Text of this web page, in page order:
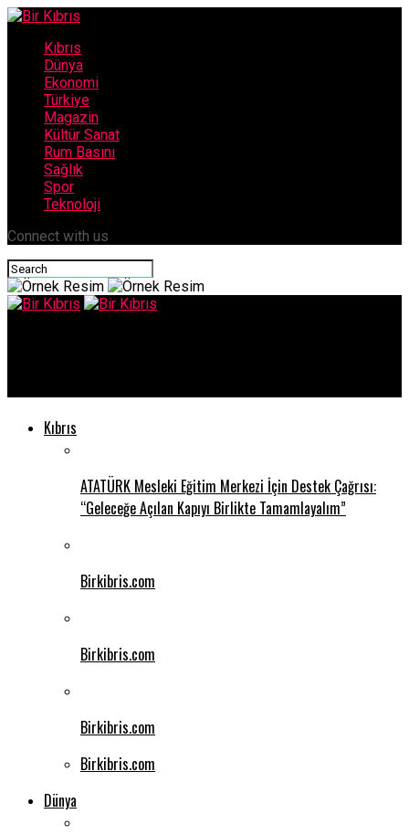
Kıbrıs
Dünya
Ekonomi
Türkiye
Magazin
Kültür Sanat
Rum Basını
Sağlık
Spor
Teknoloji
Connect with us
Kıbrıs
ATATÜRK Mesleki Eğitim Merkezi İçin Destek Çağrısı:
“Geleceğe Açılan Kapıyı Birlikte Tamamlayalım”
Birkibris.com
Birkibris.com
Birkibris.com
Birkibris.com
Dünya